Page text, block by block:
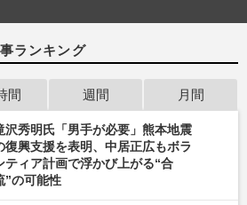
ランキング
間 週間 月間
沢秀明氏「男手が必要」熊本地震
復興支援を表明、中居正広もボラ
ティア計画で浮かび上がる“合
”の可能性